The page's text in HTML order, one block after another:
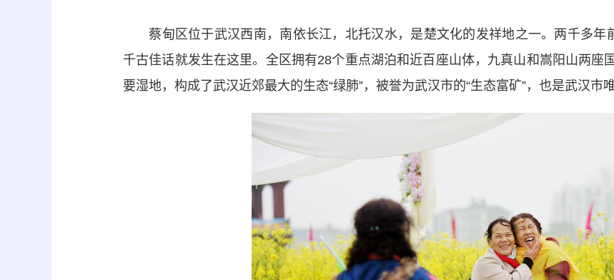
蔡甸区位于武汉西南，南依长江，北托汉水，是楚文化的发祥地之一。两千多年
千古佳话就发生在这里。全区拥有28个重点湖泊和近百座山体，九真山和嵩阳山两座
要湿地，构成了武汉近郊最大的生态“绿肺”，被誉为武汉市的“生态富矿”，也是武汉市